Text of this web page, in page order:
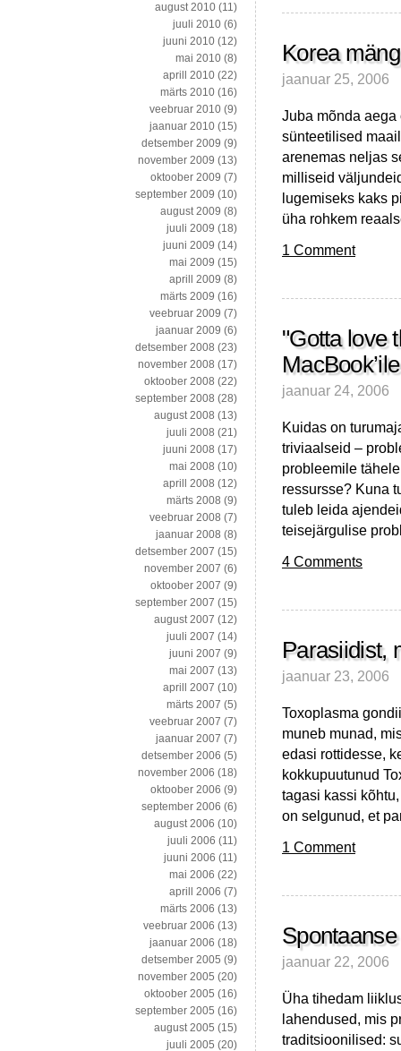
la
ma
ei
kuule
la
la
näpud
kõrvades
ja
ümisedes
Korea
jaanuar 25, 2006
Juba mõnda
sünteetilised
arenemas neljas
milliseid
lugemiseks kaks
üha rohkem
1 Comment
"Gotta love
MacBook’ile
jaanuar 24, 2006
Kuidas on
triviaalseid –
probleemile
ressursse? Kuna
tuleb leida
teisejärgulise
4 Comments
Parasiidist,
jaanuar 23, 2006
Toxoplasma
muneb munad,
edasi rottidesse,
kokkupuutunud
tagasi kassi
on selgunud, et
1 Comment
jaanuar 22, 2006
Üha tihedam
lahendused, mis
traditsioonilised:
august 2010 (11)
juuli 2010 (6)
juuni 2010 (12)
mai 2010 (8)
aprill 2010 (22)
märts 2010 (16)
veebruar 2010 (9)
jaanuar 2010 (15)
detsember 2009 (9)
november 2009 (13)
oktoober 2009 (7)
september 2009 (10)
august 2009 (8)
juuli 2009 (18)
juuni 2009 (14)
mai 2009 (15)
aprill 2009 (8)
märts 2009 (16)
veebruar 2009 (7)
jaanuar 2009 (6)
detsember 2008 (23)
november 2008 (17)
oktoober 2008 (22)
september 2008 (28)
august 2008 (13)
juuli 2008 (21)
juuni 2008 (17)
mai 2008 (10)
aprill 2008 (12)
märts 2008 (9)
veebruar 2008 (7)
jaanuar 2008 (8)
detsember 2007 (15)
november 2007 (6)
oktoober 2007 (9)
september 2007 (15)
august 2007 (12)
juuli 2007 (14)
juuni 2007 (9)
mai 2007 (13)
aprill 2007 (10)
märts 2007 (5)
veebruar 2007 (7)
jaanuar 2007 (7)
detsember 2006 (5)
november 2006 (18)
oktoober 2006 (9)
september 2006 (6)
august 2006 (10)
juuli 2006 (11)
juuni 2006 (11)
mai 2006 (22)
aprill 2006 (7)
märts 2006 (13)
veebruar 2006 (13)
jaanuar 2006 (18)
detsember 2005 (9)
november 2005 (20)
oktoober 2005 (16)
september 2005 (16)
august 2005 (15)
juuli 2005 (20)